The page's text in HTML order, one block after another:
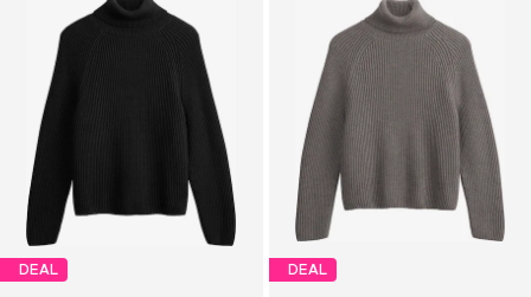
DEAL DEAL